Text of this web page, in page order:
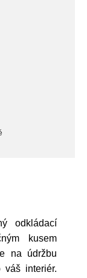
odkládací
kusem
na údržbu
váš interiér.